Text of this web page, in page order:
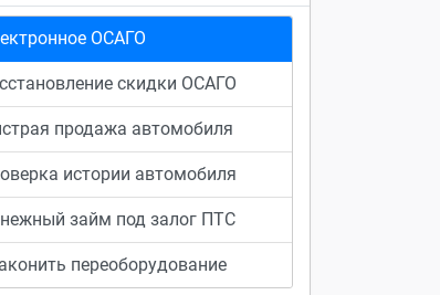
ОСАГО
скидки ОСАГО
продажа автомобиля
истории автомобиля
займ под залог ПТС
переоборудование